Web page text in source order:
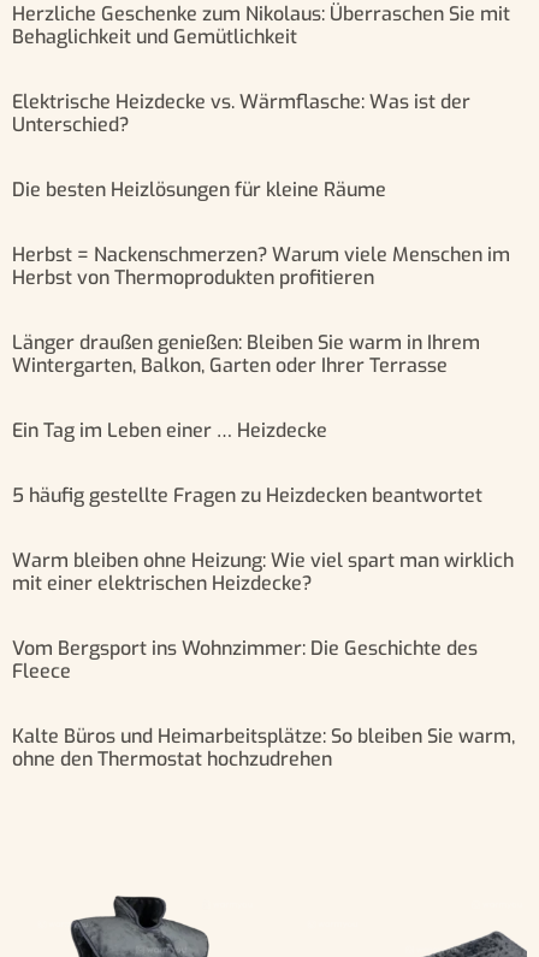
Herzliche Geschenke zum Nikolaus: Überraschen Sie mit
Behaglichkeit und Gemütlichkeit
Elektrische Heizdecke vs. Wärmflasche: Was ist der
Unterschied?
Die besten Heizlösungen für kleine Räume
Herbst = Nackenschmerzen? Warum viele Menschen im
Herbst von Thermoprodukten profitieren
Länger draußen genießen: Bleiben Sie warm in Ihrem
Wintergarten, Balkon, Garten oder Ihrer Terrasse
Ein Tag im Leben einer … Heizdecke
5 häufig gestellte Fragen zu Heizdecken beantwortet
Warm bleiben ohne Heizung: Wie viel spart man wirklich
mit einer elektrischen Heizdecke?
Vom Bergsport ins Wohnzimmer: Die Geschichte des
Fleece
Kalte Büros und Heimarbeitsplätze: So bleiben Sie warm,
ohne den Thermostat hochzudrehen